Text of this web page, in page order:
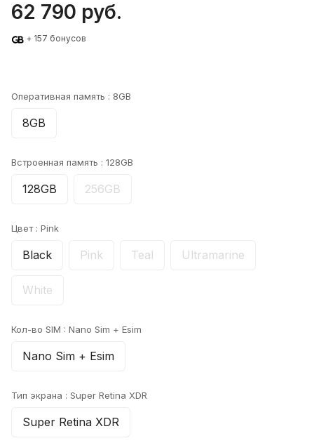
62 790 руб.
+ 157 бонусов
Оперативная память : 8GB
8GB
Встроенная память : 128GB
128GB 256GB
Цвет : Pink
Black Pink Teal Ultramarine
White
Кол-во SIM : Nano Sim + Esim
Nano Sim + Esim
Тип экрана : Super Retina XDR
Super Retina XDR